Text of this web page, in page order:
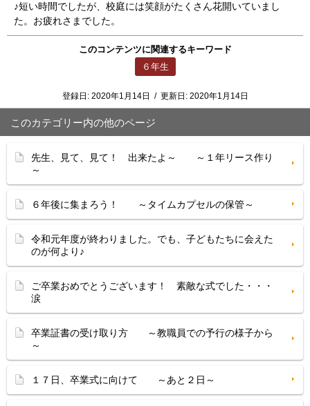
♪短い時間でしたが、校庭には笑顔がたくさん花開いていまし
た。お疲れさまでした。
このコンテンツに関連するキーワード
６年生
登録日: 2020年1月14日 / 更新日: 2020年1月14日
このカテゴリー内の他のページ
先生、見て、見て！ 出来たよ～ ～１年リース作り
～
６年後に集まろう！ ～タイムカプセルの保管～
令和元年度が終わりました。でも、子どもたちに会えた
のが何より♪
ご卒業おめでとうございます！ 素敵な式でした・・・
涙
卒業証書の受け取り方 ～教職員での予行の様子から
～
１７日、卒業式に向けて ～あと２日～